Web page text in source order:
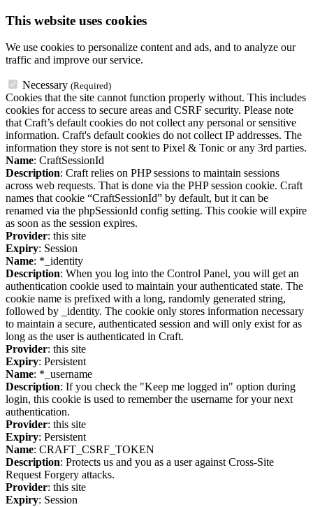
This website uses cookies
We use cookies to personalize content and ads, and to analyze our
traffic and improve our service.
Necessary (Required)
Cookies that the site cannot function properly without. This includes
cookies for access to secure areas and CSRF security. Please note
that Craft’s default cookies do not collect any personal or sensitive
information. Craft's default cookies do not collect IP addresses. The
information they store is not sent to Pixel & Tonic or any 3rd parties.
Name: CraftSessionId
Description: Craft relies on PHP sessions to maintain sessions
across web requests. That is done via the PHP session cookie. Craft
names that cookie “CraftSessionId” by default, but it can be
renamed via the phpSessionId config setting. This cookie will expire
as soon as the session expires.
Provider: this site
Expiry: Session
Name: *_identity
Description: When you log into the Control Panel, you will get an
authentication cookie used to maintain your authenticated state. The
cookie name is prefixed with a long, randomly generated string,
followed by _identity. The cookie only stores information necessary
to maintain a secure, authenticated session and will only exist for as
long as the user is authenticated in Craft.
Provider: this site
Expiry: Persistent
Name: *_username
Description: If you check the "Keep me logged in" option during
login, this cookie is used to remember the username for your next
authentication.
Provider: this site
Expiry: Persistent
Name: CRAFT_CSRF_TOKEN
Description: Protects us and you as a user against Cross-Site
Request Forgery attacks.
Provider: this site
Expiry: Session